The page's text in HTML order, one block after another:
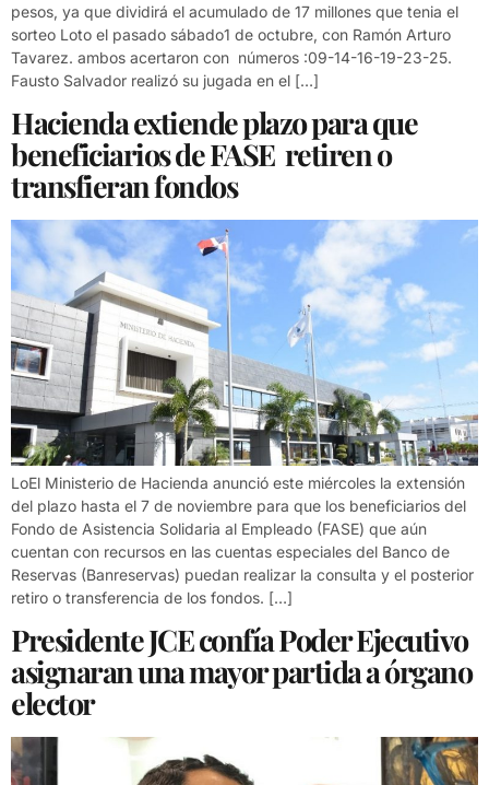
pesos, ya que dividirá el acumulado de 17 millones que tenia el
sorteo Loto el pasado sábado1 de octubre, con Ramón Arturo
Tavarez. ambos acertaron con números :09-14-16-19-23-25.
Fausto Salvador realizó su jugada en el […]
Hacienda extiende plazo para que
beneficiarios de FASE retiren o
transfieran fondos
LoEl Ministerio de Hacienda anunció este miércoles la extensión
del plazo hasta el 7 de noviembre para que los beneficiarios del
Fondo de Asistencia Solidaria al Empleado (FASE) que aún
cuentan con recursos en las cuentas especiales del Banco de
Reservas (Banreservas) puedan realizar la consulta y el posterior
retiro o transferencia de los fondos. […]
Presidente JCE confía Poder Ejecutivo
asignaran una mayor partida a órgano
elector